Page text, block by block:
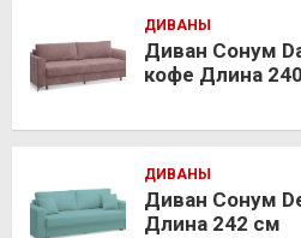
ДИВАНЫ
Диван Сонум
кофе Длина
ДИВАНЫ
Диван Сонум
Длина 242 см